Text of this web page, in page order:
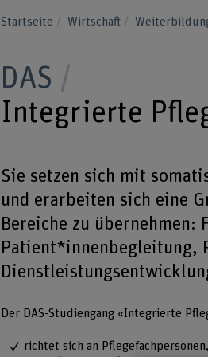
Startseite Wirtschaft
DAS
Integrierte
Sie setzen sich mit
und erarbeiten sich eine
Bereiche zu übernehmen:
Patient*innenbegleitung,
Der DAS-Studiengang «Integrierte
richtet sich an